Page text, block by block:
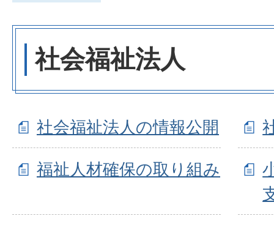
社会福祉法人
社会福祉法人の情報公開
福祉人材確保の取り組み